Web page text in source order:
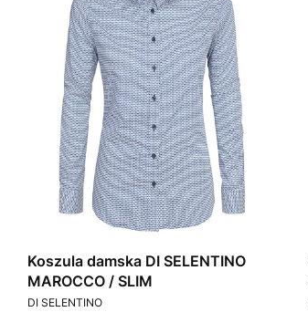
Koszula damska DI SELENTINO
MAROCCO / SLIM
PRODUCENT
DI SELENTINO